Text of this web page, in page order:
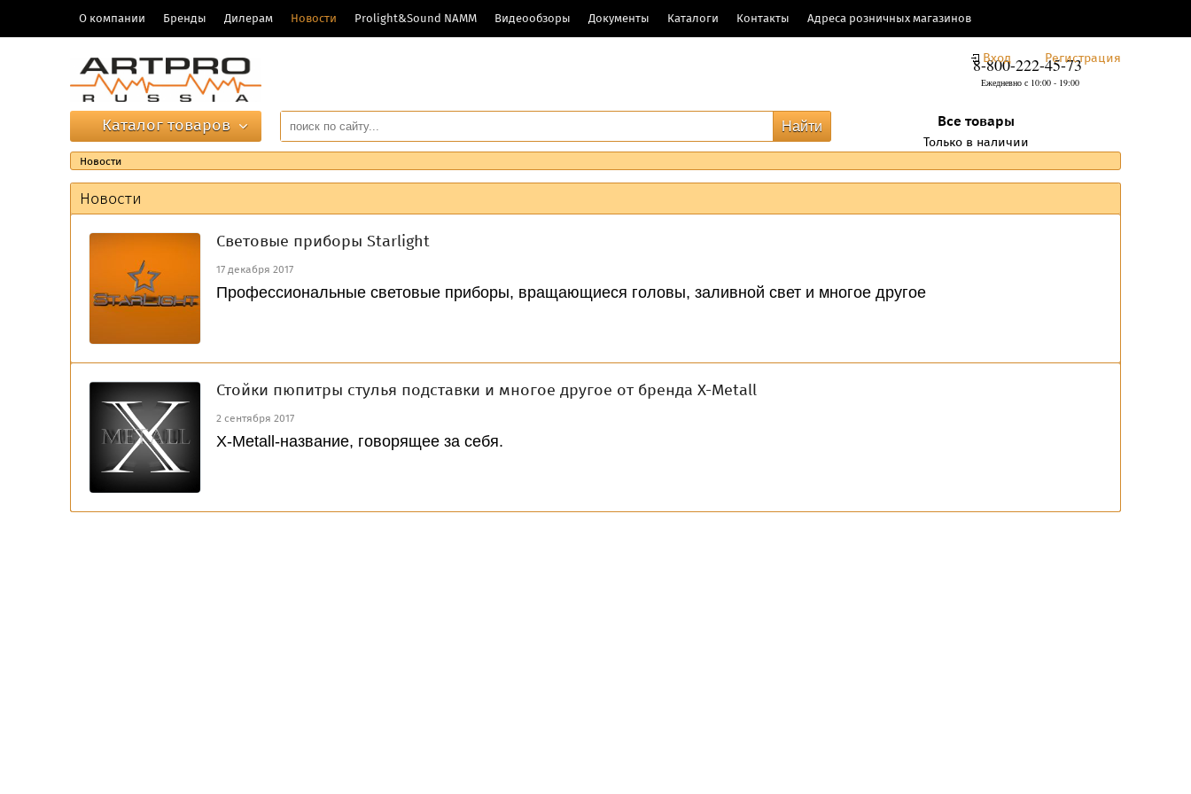
О компании Бренды Дилерам Новости Prolight&Sound NAMM Видеообзоры Документы Каталоги Контакты Адреса розничных магазинов
Вход Регистрация
8-800-222-45-73
Ежедневно с 10:00 - 19:00
Каталог товаров Все товары
Только в наличии
Новости
Новости
Световые приборы Starlight
17 декабря 2017
Профессиональные световые приборы, вращающиеся головы, заливной свет и многое другое
Стойки пюпитры стулья подставки и многое другое от бренда X-Metall
2 сентября 2017
X-Metall-название, говорящее за себя.